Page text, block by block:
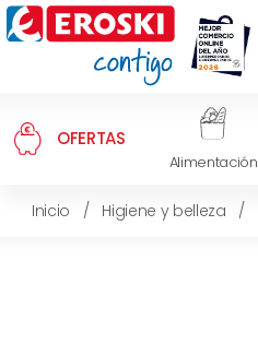
OFERTAS
Alimentación
Inicio / Higiene y belleza /